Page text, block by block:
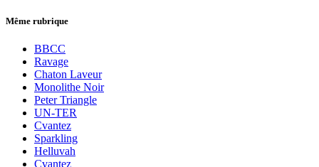
Même rubrique
BBCC
Ravage
Chaton Laveur
Monolithe Noir
Peter Triangle
UN-TER
Cvantez
Sparkling
Helluvah
Cvantez